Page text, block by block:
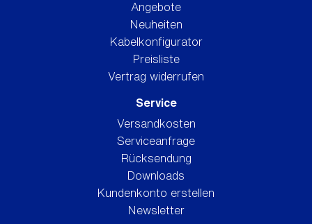
Angebote
Neuheiten
Kabelkonfigurator
Preisliste
Vertrag widerrufen
Service
Versandkosten
Serviceanfrage
Rücksendung
Downloads
Kundenkonto erstellen
Newsletter